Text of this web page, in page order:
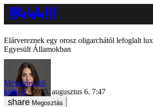
Elárvereznek egy orosz oligarchától lefoglalt
Egyesült Államokban
Mészáros Juli
külföld
2025. augusztus 6. 7:47
Megosztás